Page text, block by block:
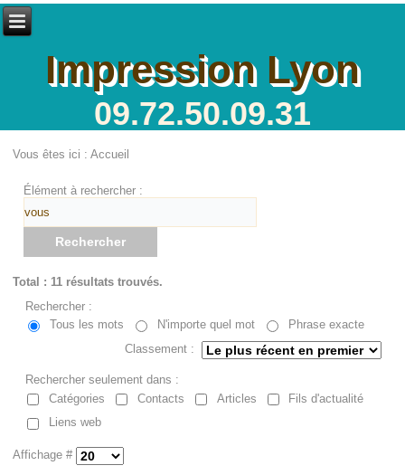
Impression Lyon
09.72.50.09.31
Vous êtes ici :Accueil
Élément à rechercher :
Rechercher
Total : 11 résultats trouvés.
Rechercher :
Tous les mots
N'importe quel mot
Phrase exacte
Classement :
Rechercher seulement dans :
Catégories
Contacts Articles
Fils d'actualité
Liens web
Affichage #